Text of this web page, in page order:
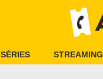
SÉRIES STREAMING